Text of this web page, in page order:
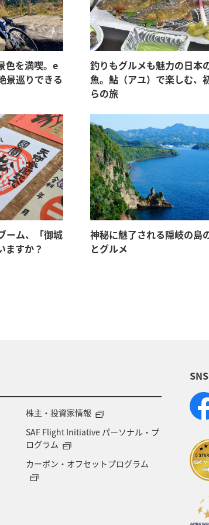
色を満喫。e
景巡りできる
釣りもグルメも魅力の日本
魚。鮎（アユ）で楽しむ、
らの旅
ーム、「御城
ますか？
神秘に魅了される隠岐の島
とグルメ
株主・投資家情報
SAF Flight Initiative パーソナル・プ
ログラム
カーボン・オフセットプログラム